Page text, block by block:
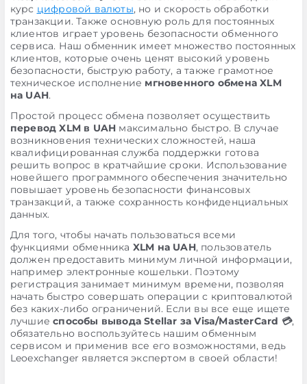
курс цифровой валюты, но и скорость обработки
транзакции. Также основную роль для постоянных
клиентов играет уровень безопасности обменного
сервиса. Наш обменник имеет множество постоянных
клиентов, которые очень ценят высокий уровень
безопасности, быструю работу, а также грамотное
техническое исполнение мгновенного обмена XLM
на UAH.
Простой процесс обмена позволяет осуществить
перевод XLM в UAH максимально быстро. В случае
возникновения технических сложностей, наша
квалифицированная служба поддержки готова
решить вопрос в кратчайшие сроки. Использование
новейшего программного обеспечения значительно
повышает уровень безопасности финансовых
транзакций, а также сохранность конфиденциальных
данных.
Для того, чтобы начать пользоваться всеми
функциями обменника XLM на UAH, пользователь
должен предоставить минимум личной информации,
например электронные кошельки. Поэтому
регистрация занимает минимум времени, позволяя
начать быстро совершать операции с криптовалютой
без каких-либо ограничений. Если вы все еще ищете
лучшиеспособы вывода Stellar за Visa/MasterCard 💳,
обязательно воспользуйтесь нашим обменным
сервисом и применив все его возможностями, ведь
Leoexchanger является экспертом в своей области!